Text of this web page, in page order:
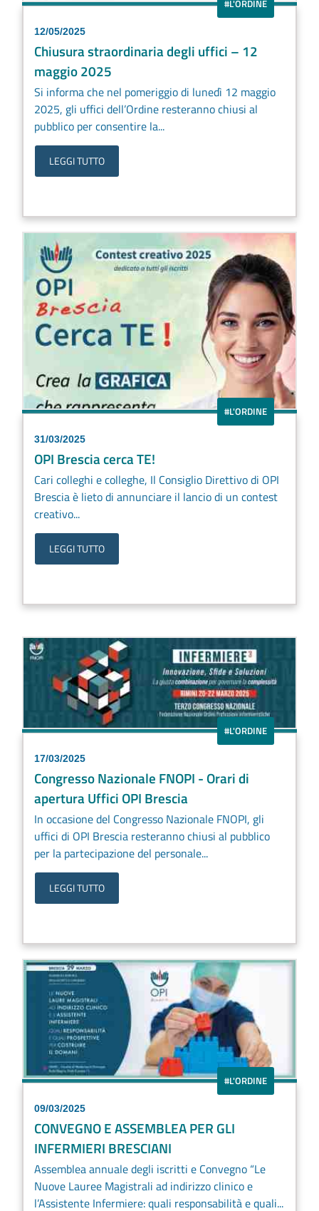
#L'ORDINE
12/05/2025
Chiusura straordinaria degli uffici – 12
maggio 2025
Si informa che nel pomeriggio di lunedì 12 maggio
2025, gli uffici dell’Ordine resteranno chiusi al
pubblico per consentire la...
LEGGI TUTTO
#L'ORDINE
31/03/2025
OPI Brescia cerca TE!
Cari colleghi e colleghe, Il Consiglio Direttivo di OPI
Brescia è lieto di annunciare il lancio di un contest
creativo...
LEGGI TUTTO
#L'ORDINE
17/03/2025
Congresso Nazionale FNOPI - Orari di
apertura Uffici OPI Brescia
In occasione del Congresso Nazionale FNOPI, gli
uffici di OPI Brescia resteranno chiusi al pubblico
per la partecipazione del personale...
LEGGI TUTTO
#L'ORDINE
09/03/2025
CONVEGNO E ASSEMBLEA PER GLI
INFERMIERI BRESCIANI
Assemblea annuale degli iscritti e Convegno “Le
Nuove Lauree Magistrali ad indirizzo clinico e
l’Assistente Infermiere: quali responsabilità e quali...